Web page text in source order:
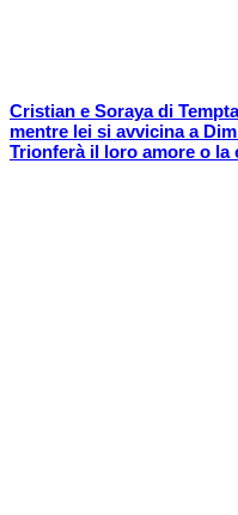
Cristian e Soraya di
mentre lei si avvicina a
Trionferà il loro amore o la